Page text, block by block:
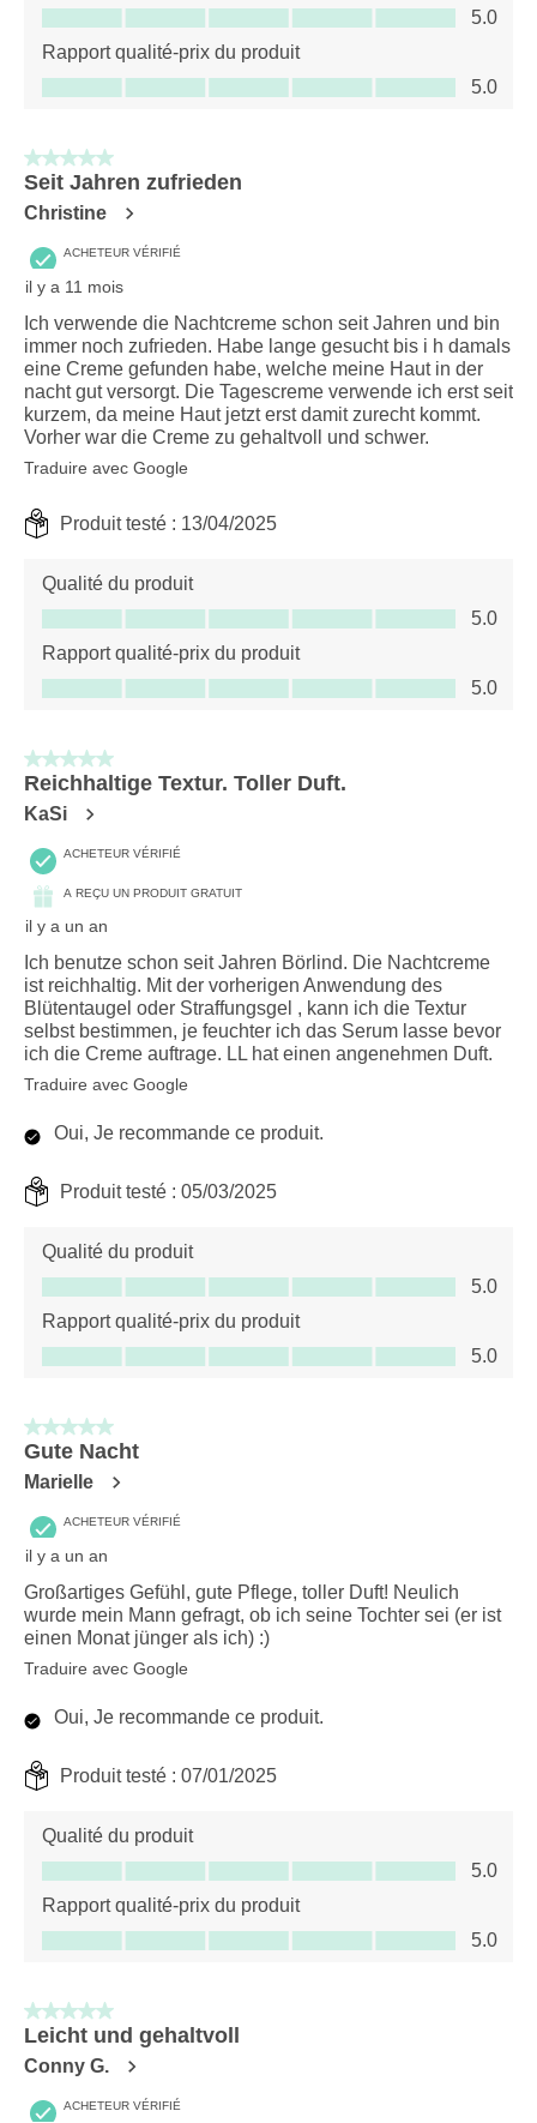
Qualité du produit, 5.0 sur 5
5.0
Rapport qualité-prix du produit
Rapport qualité-prix du produit, 5.0 sur 5
5.0
5 sur 5 étoiles.
Seit Jahren zufrieden
Christine
ACHETEUR VÉRIFIÉ
il y a 11 mois
Ich verwende die Nachtcreme schon seit Jahren und bin
immer noch zufrieden. Habe lange gesucht bis i h damals
eine Creme gefunden habe, welche meine Haut in der
nacht gut versorgt. Die Tagescreme verwende ich erst seit
kurzem, da meine Haut jetzt erst damit zurecht kommt.
Vorher war die Creme zu gehaltvoll und schwer.
Traduire avec Google
Produit testé : 13/04/2025
Qualité du produit
Qualité du produit, 5.0 sur 5
5.0
Rapport qualité-prix du produit
Rapport qualité-prix du produit, 5.0 sur 5
5.0
5 sur 5 étoiles.
Reichhaltige Textur. Toller Duft.
KaSi
ACHETEUR VÉRIFIÉ
A REÇU UN PRODUIT GRATUIT
il y a un an
Ich benutze schon seit Jahren Börlind. Die Nachtcreme
ist reichhaltig. Mit der vorherigen Anwendung des
Blütentaugel oder Straffungsgel , kann ich die Textur
selbst bestimmen, je feuchter ich das Serum lasse bevor
ich die Creme auftrage. LL hat einen angenehmen Duft.
Traduire avec Google
Oui, Je recommande ce produit.
Produit testé : 05/03/2025
Qualité du produit
Qualité du produit, 5.0 sur 5
5.0
Rapport qualité-prix du produit
Rapport qualité-prix du produit, 5.0 sur 5
5.0
5 sur 5 étoiles.
Gute Nacht
Marielle
ACHETEUR VÉRIFIÉ
il y a un an
Großartiges Gefühl, gute Pflege, toller Duft! Neulich
wurde mein Mann gefragt, ob ich seine Tochter sei (er ist
einen Monat jünger als ich) :)
Traduire avec Google
Oui, Je recommande ce produit.
Produit testé : 07/01/2025
Qualité du produit
Qualité du produit, 5.0 sur 5
5.0
Rapport qualité-prix du produit
Rapport qualité-prix du produit, 5.0 sur 5
5.0
5 sur 5 étoiles.
Leicht und gehaltvoll
Conny G.
ACHETEUR VÉRIFIÉ